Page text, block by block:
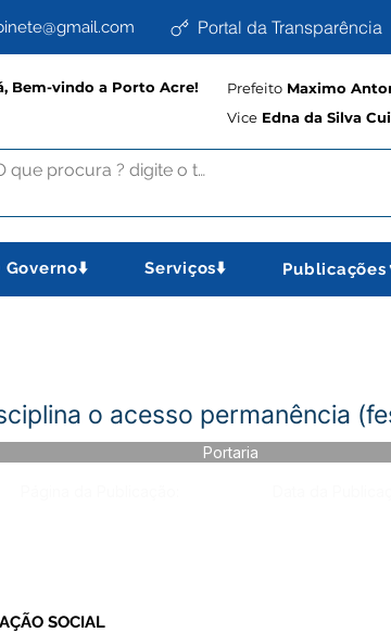
Portal da Transparência
Bem-vindo a Porto Acre! Prefeito Maximo
Vice Edna da Silva
Governo⬇️ Serviços⬇️
o acesso permanência
Portaria
SOCIAL